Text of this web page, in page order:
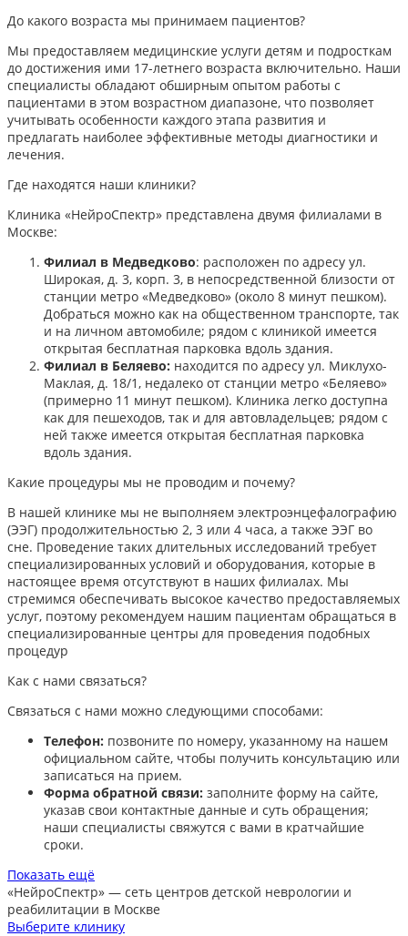
До какого возраста мы принимаем пациентов?
Мы предоставляем медицинские услуги детям и подросткам
до достижения ими 17-летнего возраста включительно. Наши
специалисты обладают обширным опытом работы с
пациентами в этом возрастном диапазоне, что позволяет
учитывать особенности каждого этапа развития и
предлагать наиболее эффективные методы диагностики и
лечения.​
Где находятся наши клиники?
Клиника «НейроСпектр» представлена двумя филиалами в
Москве:​
Филиал в Медведково: расположен по адресу ул.
Широкая, д. 3, корп. 3, в непосредственной близости от
станции метро «Медведково» (около 8 минут пешком).
Добраться можно как на общественном транспорте, так
и на личном автомобиле; рядом с клиникой имеется
открытая бесплатная парковка вдоль здания.
Филиал в Беляево: находится по адресу ул. Миклухо-
Маклая, д. 18/1, недалеко от станции метро «Беляево»
(примерно 11 минут пешком). Клиника легко доступна
как для пешеходов, так и для автовладельцев; рядом с
ней также имеется открытая бесплатная парковка
вдоль здания.
Какие процедуры мы не проводим и почему?
В нашей клинике мы не выполняем электроэнцефалографию
(ЭЭГ) продолжительностью 2, 3 или 4 часа, а также ЭЭГ во
сне. Проведение таких длительных исследований требует
специализированных условий и оборудования, которые в
настоящее время отсутствуют в наших филиалах. Мы
стремимся обеспечивать высокое качество предоставляемых
услуг, поэтому рекомендуем нашим пациентам обращаться в
специализированные центры для проведения подобных
процедур
Как с нами связаться?
Связаться с нами можно следующими способами:​
Телефон: позвоните по номеру, указанному на нашем
официальном сайте, чтобы получить консультацию или
записаться на прием.​
Форма обратной связи: заполните форму на сайте,
указав свои контактные данные и суть обращения;
наши специалисты свяжутся с вами в кратчайшие
сроки.​
Показать ещё
«НейроСпектр» — сеть центров детской неврологии и
реабилитации в Москве
Выберите клинику